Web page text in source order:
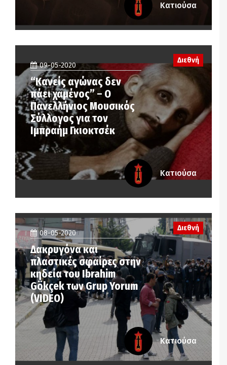
Κατιούσα
09-05-2020
“Κανείς αγώνας δεν
πάει χαμένος” – Ο
Πανελλήνιος Μουσικός
Σύλλογος για τον
Ιμπραήμ Γκιοκτσέκ
Διεθνή
Κατιούσα
08-05-2020
Δακρυγόνα και
πλαστικές σφαίρες στην
κηδεία του Ibrahim
Gökçek των Grup Yorum
(VIDEO)
Διεθνή
Κατιούσα